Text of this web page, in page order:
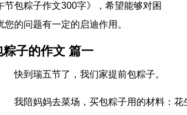
节包粽子作文300字》，希望能够对困
您的问题有一定的启迪作用。
粽子的作文 篇一
快到瑞五节了，我们家提前包粽子。
我陪妈妈去菜场，买包粽子用的材料：花